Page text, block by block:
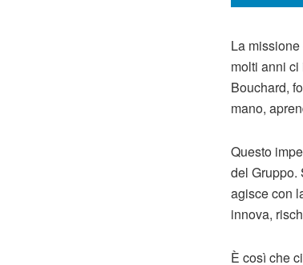
La
molti anni
Bouchard,
mano,
Questo
del Gruppo.
agisce con
innova,
È così che